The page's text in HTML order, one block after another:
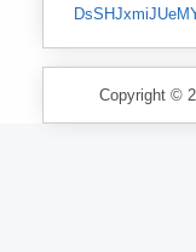
Copyright ©